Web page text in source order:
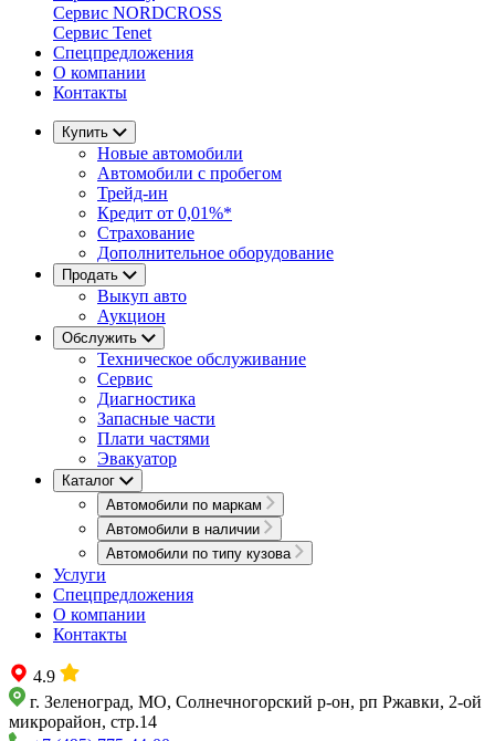
Сервис NORDCROSS
Сервис Tenet
Спецпредложения
О компании
Контакты
Купить
Новые автомобили
Автомобили с пробегом
Трейд-ин
Кредит от 0,01%*
Страхование
Дополнительное оборудование
Продать
Выкуп авто
Аукцион
Обслужить
Техническое обслуживание
Сервис
Диагностика
Запасные части
Плати частями
Эвакуатор
Каталог
Автомобили по маркам
Автомобили в наличии
Автомобили по типу кузова
Услуги
Спецпредложения
О компании
Контакты
4.9
г. Зеленоград, МО, Солнечногорский р-он, рп Ржавки, 2-ой
микрорайон, стр.14